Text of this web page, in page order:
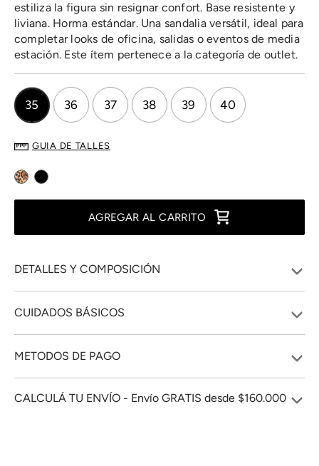
estiliza la figura sin resignar confort. Base resistente y
liviana. Horma estándar. Una sandalia versátil, ideal para
completar looks de oficina, salidas o eventos de media
estación. Este ítem pertenece a la categoría de outlet.
35 36 37 38 39 40
GUIA DE TALLES
AGREGAR AL CARRITO
DETALLES Y COMPOSICIÓN
CUIDADOS BÁSICOS
METODOS DE PAGO
CALCULÁ TU ENVÍO - Envío GRATIS desde $160.000